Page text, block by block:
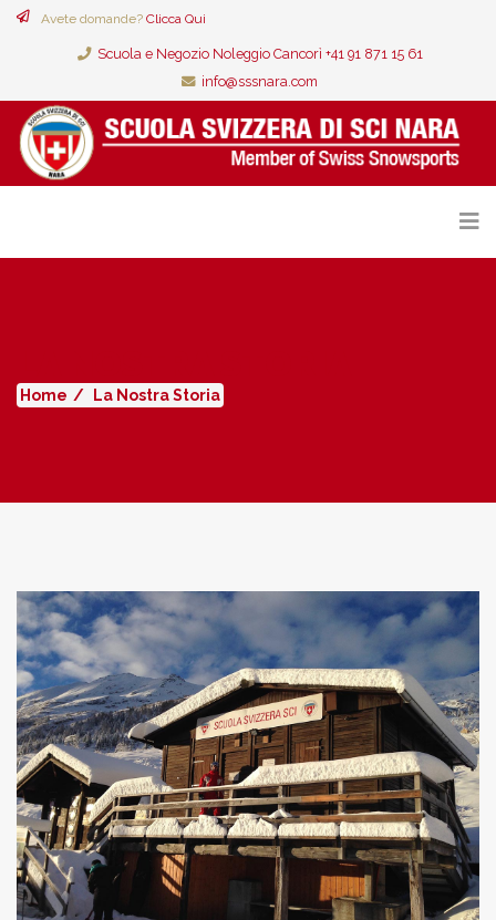
Avete domande? Clicca Qui
Scuola e Negozio Noleggio Cancorì +41 91 871 15 61
info@sssnara.com
Home La Nostra Storia